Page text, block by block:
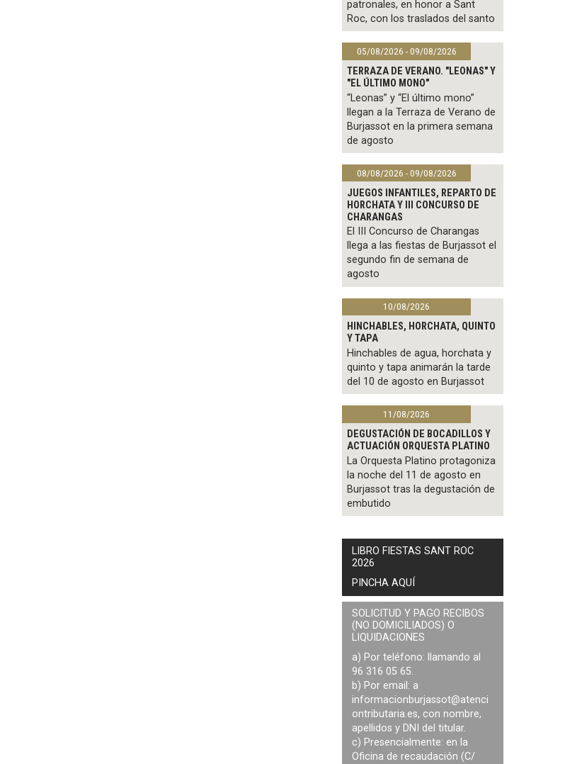
patronales, en honor a Sant
Roc, con los traslados del santo
05/08/2026 - 09/08/2026
TERRAZA DE VERANO. "LEONAS" Y
"EL ÚLTIMO MONO"
“Leonas” y “El último mono”
llegan a la Terraza de Verano de
Burjassot en la primera semana
de agosto
08/08/2026 - 09/08/2026
JUEGOS INFANTILES, REPARTO DE
HORCHATA Y III CONCURSO DE
CHARANGAS
El III Concurso de Charangas
llega a las fiestas de Burjassot el
segundo fin de semana de
agosto
10/08/2026
HINCHABLES, HORCHATA, QUINTO
Y TAPA
Hinchables de agua, horchata y
quinto y tapa animarán la tarde
del 10 de agosto en Burjassot
11/08/2026
DEGUSTACIÓN DE BOCADILLOS Y
ACTUACIÓN ORQUESTA PLATINO
La Orquesta Platino protagoniza
la noche del 11 de agosto en
Burjassot tras la degustación de
embutido
LIBRO FIESTAS SANT ROC
2026
PINCHA AQUÍ
SOLICITUD Y PAGO RECIBOS
(NO DOMICILIADOS) O
LIQUIDACIONES
a) Por teléfono: llamando al
96 316 05 65.
b) Por email: a
informacionburjassot@atenci
ontributaria.es, con nombre,
apellidos y DNI del titular.
c) Presencialmente: en la
Oficina de recaudación (C/